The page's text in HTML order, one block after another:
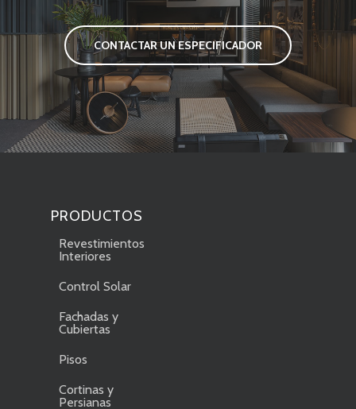
CONTACTAR UN ESPECIFICADOR
PRODUCTOS
Revestimientos
Interiores
Control Solar
Fachadas y
Cubiertas
Pisos
Cortinas y
Persianas